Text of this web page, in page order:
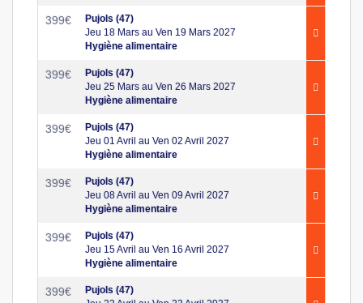
399€
Pujols (47)
Jeu 18 Mars au Ven 19 Mars 2027
Hygiène alimentaire
399€
Pujols (47)
Jeu 25 Mars au Ven 26 Mars 2027
Hygiène alimentaire
399€
Pujols (47)
Jeu 01 Avril au Ven 02 Avril 2027
Hygiène alimentaire
399€
Pujols (47)
Jeu 08 Avril au Ven 09 Avril 2027
Hygiène alimentaire
399€
Pujols (47)
Jeu 15 Avril au Ven 16 Avril 2027
Hygiène alimentaire
399€
Pujols (47)